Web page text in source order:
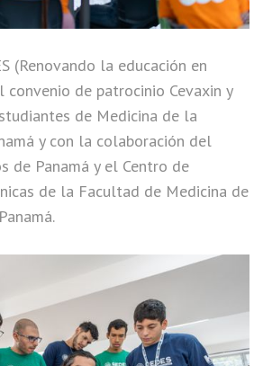
(Renovando la educación en
de patrocinio Cevaxin y
de Medicina de la
y con la colaboración del
de Panamá y el Centro de
de la Facultad de Medicina de